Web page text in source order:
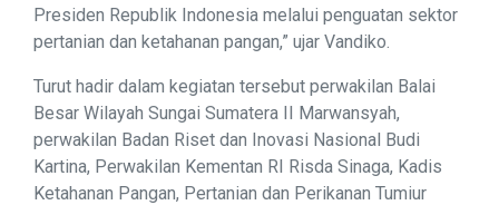
Presiden Republik Indonesia melalui penguatan sektor
pertanian dan ketahanan pangan,” ujar Vandiko.
Turut hadir dalam kegiatan tersebut perwakilan Balai
Besar Wilayah Sungai Sumatera II Marwansyah,
perwakilan Badan Riset dan Inovasi Nasional Budi
Kartina, Perwakilan Kementan RI Risda Sinaga, Kadis
Ketahanan Pangan, Pertanian dan Perikanan Tumiur